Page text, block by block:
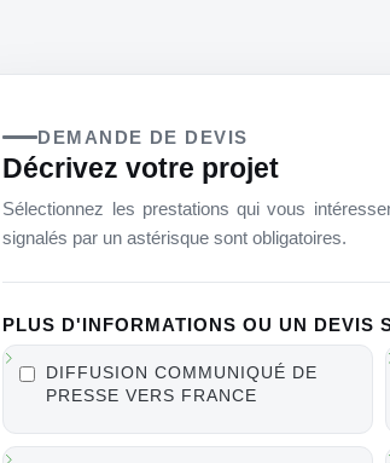
DEMANDE DE DEVIS
Décrivez votre projet
Sélectionnez les prestations qui vous
signalés par un astérisque sont obligatoires.
PLUS D'INFORMATIONS OU UN DEVIS
DIFFUSION COMMUNIQUÉ DE
PRESSE VERS FRANCE